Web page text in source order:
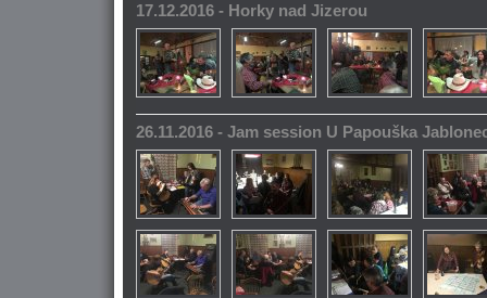
17.12.2016 - Horky nad Jizerou
26.11.2016 - Jam session U Papouška